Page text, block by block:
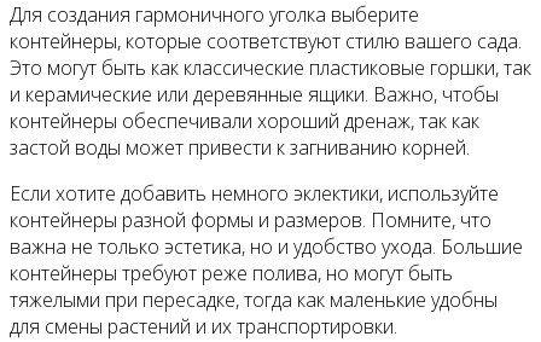
Для создания гармоничного уголка выберите
контейнеры, которые соответствуют стилю вашего сада.
Это могут быть как классические пластиковые горшки, так
и керамические или деревянные ящики. Важно, чтобы
контейнеры обеспечивали хороший дренаж, так как
застой воды может привести к загниванию корней.
Если хотите добавить немного эклектики, используйте
контейнеры разной формы и размеров. Помните, что
важна не только эстетика, но и удобство ухода. Большие
контейнеры требуют реже полива, но могут быть
тяжелыми при пересадке, тогда как маленькие удобны
для смены растений и их транспортировки.